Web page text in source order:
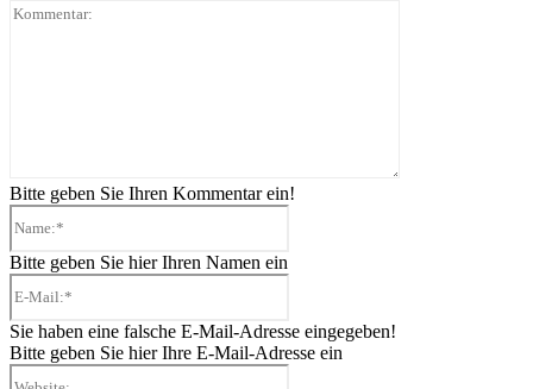
Bitte geben Sie Ihren Kommentar ein!
Bitte geben Sie hier Ihren Namen ein
Sie haben eine falsche E-Mail-Adresse eingegeben!
Bitte geben Sie hier Ihre E-Mail-Adresse ein